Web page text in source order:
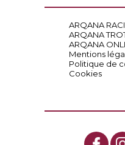
ARQANA
ARQANA
ARQANA
Mentions
Politique de
Cookies